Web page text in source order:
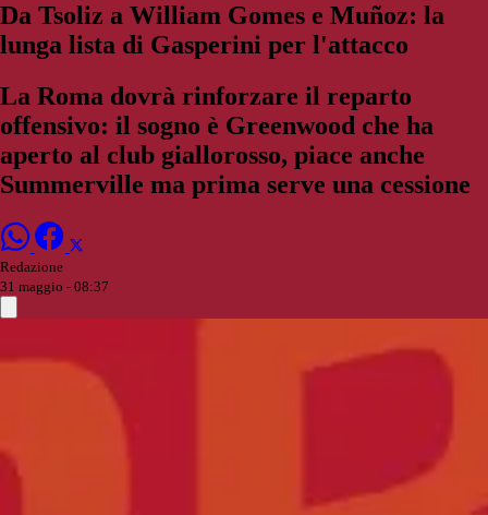
Da Tsoliz a William Gomes e Muñoz: la
lunga lista di Gasperini per l'attacco
La Roma dovrà rinforzare il reparto
offensivo: il sogno è Greenwood che ha
aperto al club giallorosso, piace anche
Summerville ma prima serve una cessione
Redazione
31 maggio - 08:37